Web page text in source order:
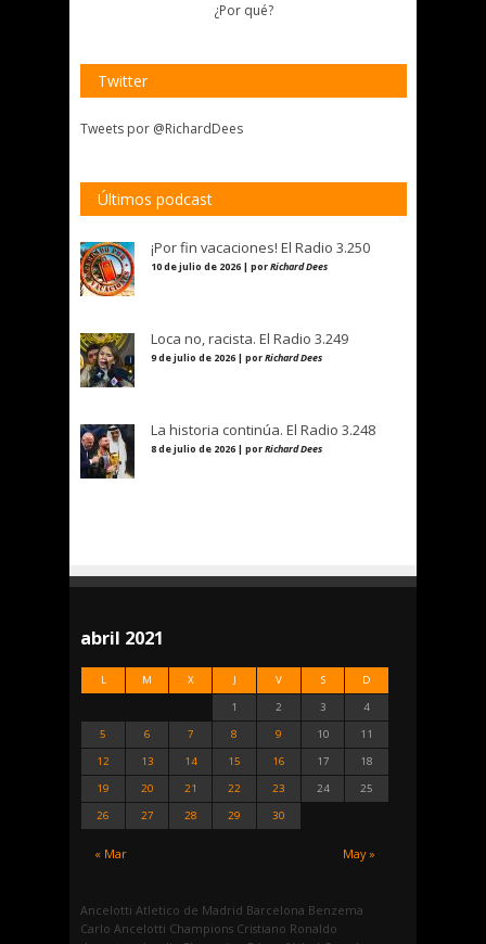
¿Por qué?
Twitter
Tweets por @RichardDees
Últimos podcast
¡Por fin vacaciones! El Radio 3.250
10 de julio de 2026 | porRichard Dees
Loca no, racista. El Radio 3.249
9 de julio de 2026 | porRichard Dees
La historia continúa. El Radio 3.248
8 de julio de 2026 | porRichard Dees
abril 2021
L M X J V S D
« Mar May »
1 2 3
4
5
6 7 8 9 10
11
12
13 14 15 16 17
18
19
20 21 22 23 24
25
26
27 28 29 30
Ancelotti Atletico de Madrid Barcelona Benzema
Carlo Ancelotti Champions Cristiano Ronaldo